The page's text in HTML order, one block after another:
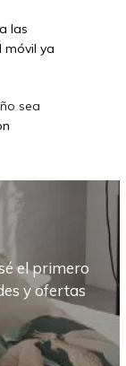
las
móvil ya
sea
el primero
y ofertas